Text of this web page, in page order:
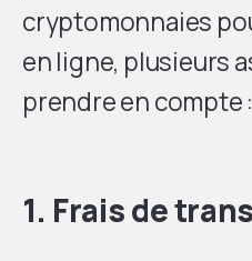
cryptomonnaies
en ligne, plusieurs
prendre en compte :
1. Frais de